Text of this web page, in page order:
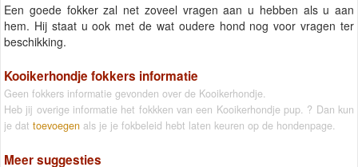
Een goede fokker zal net zoveel vragen aan u hebben als u aan
hem. Hij staat u ook met de wat oudere hond nog voor vragen ter
beschikking.
Kooikerhondje fokkers informatie
Geen fokkers informatie gevonden over de Kooikerhondje.
Heb jij overige informatie het fokkken van een Kooikerhondje pup. ? Dan kun
je dat toevoegen als je je fokbeleid hebt laten keuren op de hondenpage.
Meer suggesties